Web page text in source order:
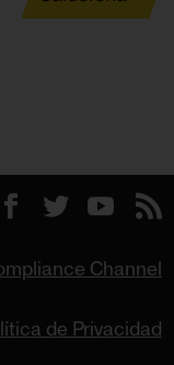
Channel
de Privacidad